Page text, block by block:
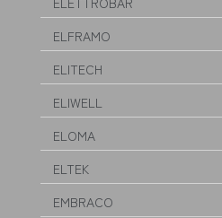
ELFRAMO
ELITECH
ELIWELL
ELOMA
ELTEK
EMBRACO